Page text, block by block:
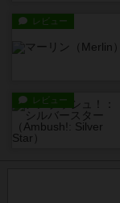
レビュー
レビュー